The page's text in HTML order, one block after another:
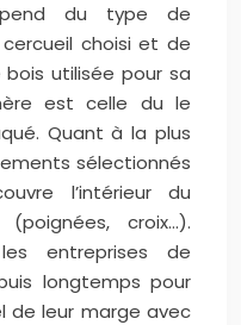
du type de
choisi et de
bois utilisée pour sa
est celle du le
Quant à la plus
sélectionnés
l’intérieur du
croix…).
entreprises de
longtemps pour
de leur marge avec